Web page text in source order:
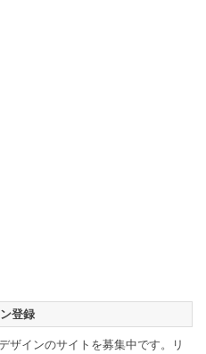
登録
ザインのサイトを募集中です。リ